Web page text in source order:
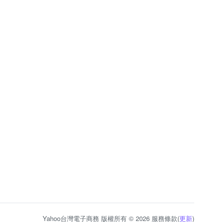
Yahoo台灣電子商務 版權所有 © 2026 服務條款(更新)